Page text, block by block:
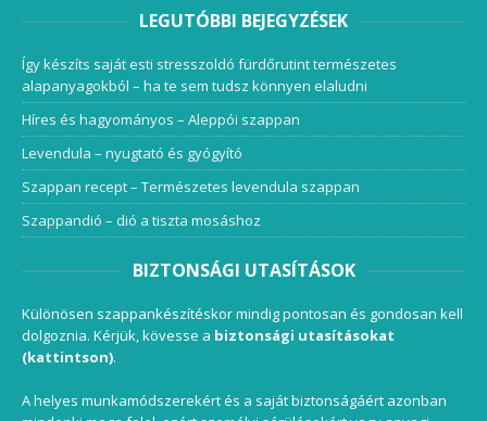
LEGUTÓBBI BEJEGYZÉSEK
Így készíts saját esti stresszoldó fürdőrutint természetes
alapanyagokból – ha te sem tudsz könnyen elaludni
Híres és hagyományos – Aleppói szappan
Levendula – nyugtató és gyógyító
Szappan recept – Természetes levendula szappan
Szappandió – dió a tiszta mosáshoz
BIZTONSÁGI UTASÍTÁSOK
Különösen szappankészítéskor mindig pontosan és gondosan kell
dolgoznia. Kérjük, kövesse a biztonsági utasításokat
(kattintson).
A helyes munkamódszerekért és a saját biztonságáért azonban